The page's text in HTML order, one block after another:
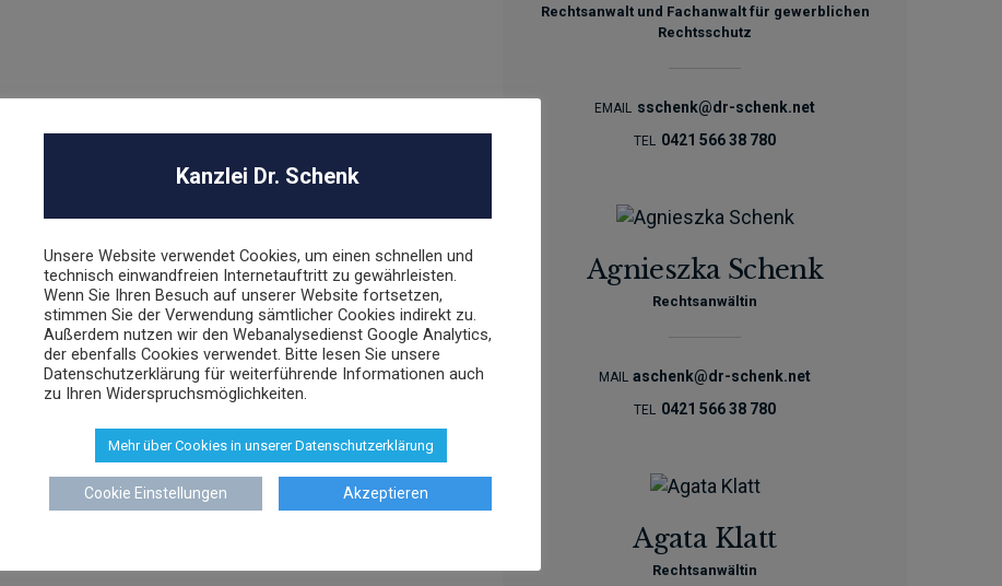
Rechtsanwalt und Fachanwalt für gewerblichen
Rechtsschutz
EMAIL sschenk@dr-schenk.net
TEL 0421 566 38 780
Agnieszka Schenk
Rechtsanwältin
MAIL aschenk@dr-schenk.net
TEL 0421 566 38 780
Agata Klatt
Rechtsanwältin
Kanzlei Dr. Schenk
Unsere Website verwendet Cookies, um einen schnellen und
technisch einwandfreien Internetauftritt zu gewährleisten.
Wenn Sie Ihren Besuch auf unserer Website fortsetzen,
stimmen Sie der Verwendung sämtlicher Cookies indirekt zu.
Außerdem nutzen wir den Webanalysedienst Google Analytics,
der ebenfalls Cookies verwendet. Bitte lesen Sie unsere
Datenschutzerklärung für weiterführende Informationen auch
zu Ihren Widerspruchsmöglichkeiten.
Mehr über Cookies in unserer Datenschutzerklärung
Cookie Einstellungen Akzeptieren